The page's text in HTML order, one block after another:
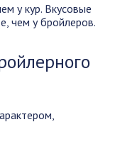
у кур. Вкусовые
чем у бройлеров.